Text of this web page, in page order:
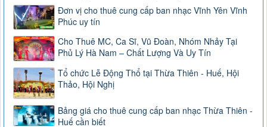
Đơn vị cho thuê cung cấp ban nhạc Vĩnh Yên Vĩnh
Phúc uy tín
Cho Thuê MC, Ca Sĩ, Vũ Đoàn, Nhóm Nhảy Tại
Phủ Lý Hà Nam – Chất Lượng Và Uy Tín
Tổ chức Lễ Động Thổ tại Thừa Thiên - Huế, Hội
Thảo, Hội Nghị
Bảng giá cho thuê cung cấp ban nhạc Thừa Thiên -
Huế cần biết